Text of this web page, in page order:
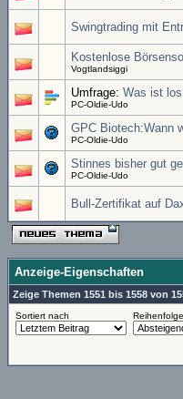
Swingtrading mit
Kostenlose
Vogtlandsiggi
Umfrage: Was ist
PC-Oldie-Udo
GPC Biotech:Wann
PC-Oldie-Udo
Stinnes bisher gut
PC-Oldie-Udo
Bull-Zertifikat auf
Anzeige-Eigenschaften
Zeige Themen 1551 bis 1558 von
Sortiert nach Reihenfolge